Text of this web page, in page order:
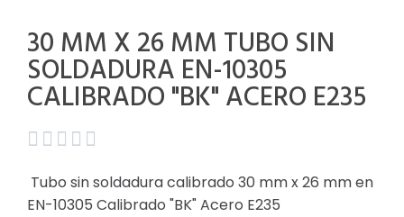
30 MM X 26 MM TUBO SIN
SOLDADURA EN-10305
CALIBRADO "BK" ACERO E235
    
Tubo sin soldadura calibrado 30 mm x 26 mmen
EN-10305 Calibrado "BK" Acero E235